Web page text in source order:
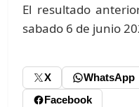
El resultado
sabado 6 de junio
X WhatsApp
Facebook